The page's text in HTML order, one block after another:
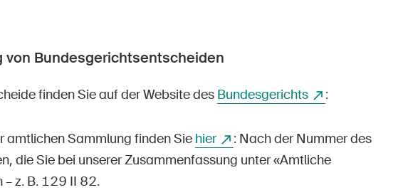
von Bundesgerichtsentscheiden
finden Sie auf der Website des Bundesgerichts :
amtlichen Sammlung finden Sie hier
: Nach der Nummer des
die Sie bei unserer Zusammenfassung unter «Amtliche
z. B. 129 II 82.